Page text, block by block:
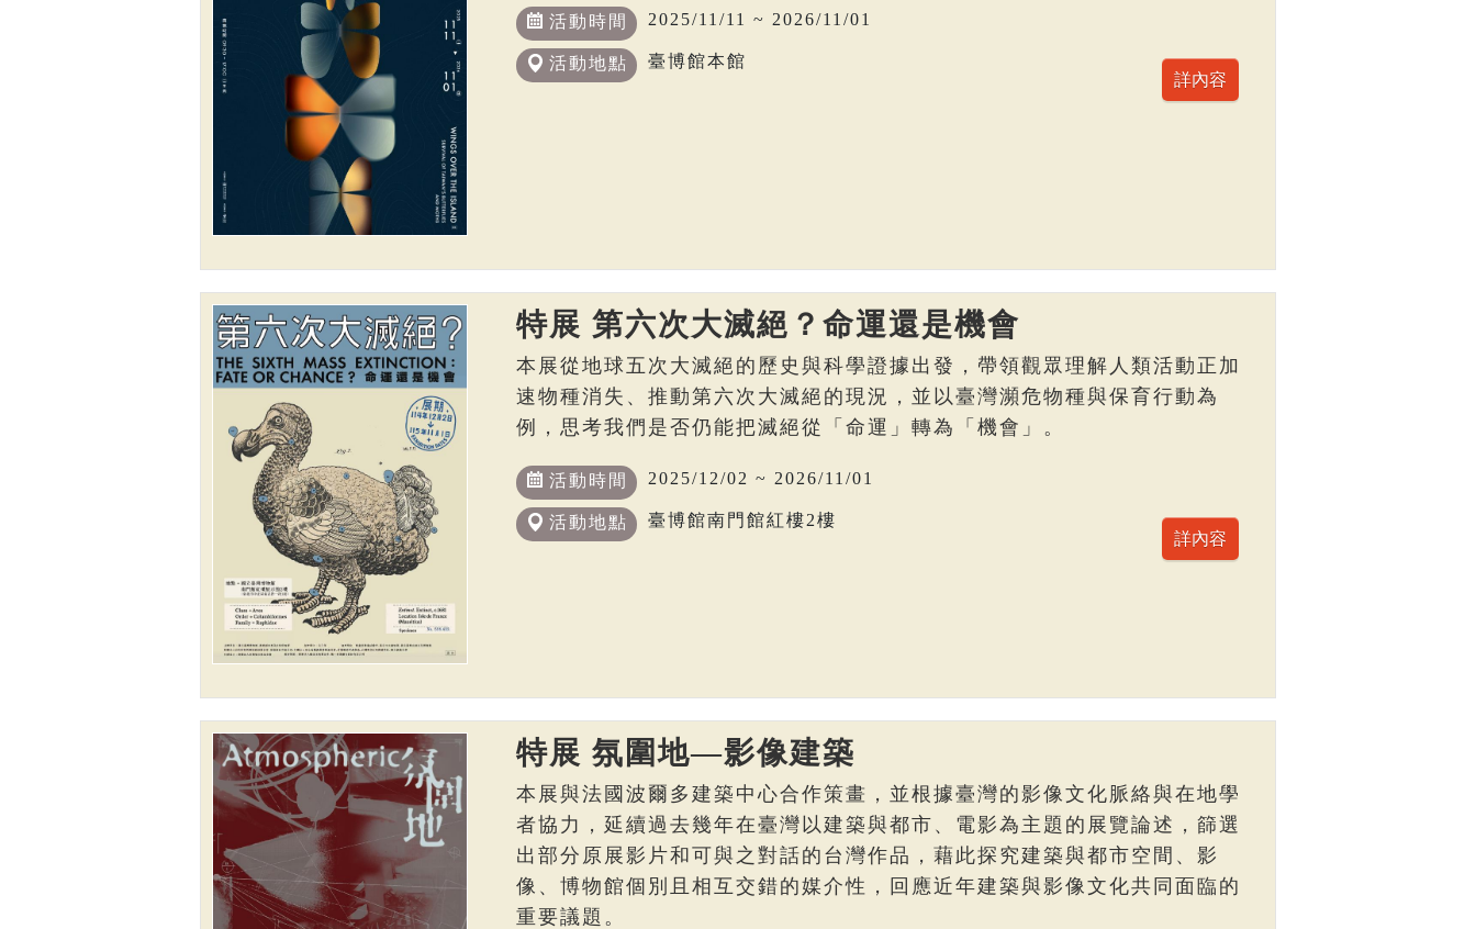
活動時間 2025/11/11 ~ 2026/11/01
活動地點 臺博館本館
特展 第六次大滅絕？命運還是機會
本展從地球五次大滅絕的歷史與科學證據出發，帶領觀眾理解人類活動正加
速物種消失、推動第六次大滅絕的現況，並以臺灣瀕危物種與保育行動為
例，思考我們是否仍能把滅絕從「命運」轉為「機會」。
活動時間 2025/12/02 ~ 2026/11/01
活動地點 臺博館南門館紅樓2樓
特展 氛圍地—影像建築
本展與法國波爾多建築中心合作策畫，並根據臺灣的影像文化脈絡與在地學
者協力，延續過去幾年在臺灣以建築與都市、電影為主題的展覽論述，篩選
出部分原展影片和可與之對話的台灣作品，藉此探究建築與都市空間、影
像、博物館個別且相互交錯的媒介性，回應近年建築與影像文化共同面臨的
重要議題。